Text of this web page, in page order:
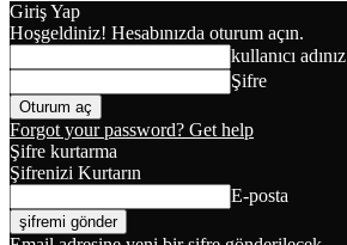
Giriş Yap
Hoşgeldiniz! Hesabınızda oturum açın.
kullanıcı adınız
Şifre
Forgot your password? Get help
Şifre kurtarma
Şifrenizi Kurtarın
E-posta